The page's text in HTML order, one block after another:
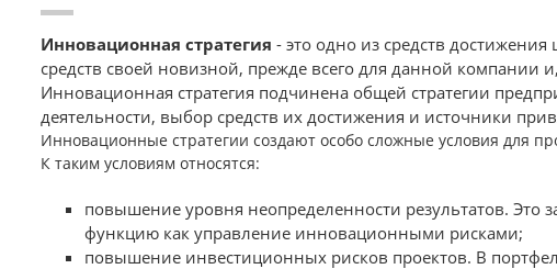
Инновационная стратегия - это одно из средств
средств своей новизной, прежде всего для данной компании
Инновационная стратегия подчинена общей стратегии
деятельности, выбор средств их достижения и источники
Инновационные стратегии создают особо сложные условия для
К таким условиям относятся:
повышение уровня неопределенности результатов. Это
функцию как управление инновационными рисками;
повышение инвестиционных рисков проектов. В